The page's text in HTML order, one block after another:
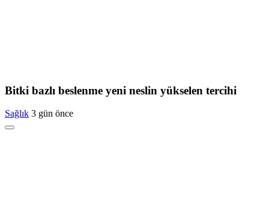
Bitki bazlı beslenme yeni neslin yükselen tercihi
Sağlık 3 gün önce